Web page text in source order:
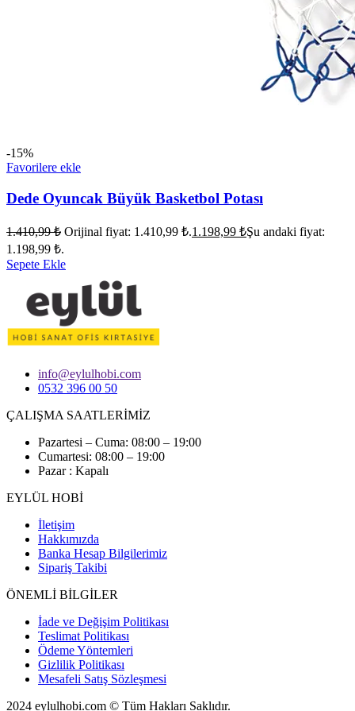
-15%
Favorilere ekle
Dede Oyuncak Büyük Basketbol Potası
1.410,99₺ Orijinal fiyat: 1.410,99 ₺.1.198,99 ₺Şu andaki fiyat:
1.198,99 ₺.
Sepete Ekle
info@eylulhobi.com
0532 396 00 50
ÇALIŞMA SAATLERİMİZ
Pazartesi – Cuma: 08:00 – 19:00
Cumartesi: 08:00 – 19:00
Pazar : Kapalı
EYLÜL HOBİ
İletişim
Hakkımızda
Banka Hesap Bilgilerimiz
Sipariş Takibi
ÖNEMLİ BİLGİLER
İade ve Değişim Politikası
Teslimat Politikası
Ödeme Yöntemleri
Gizlilik Politikası
Mesafeli Satış Sözleşmesi
2024 eylulhobi.com © Tüm Hakları Saklıdır.